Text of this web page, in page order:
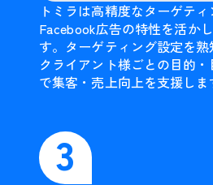
トミラは高精度なターゲテ
Facebook広告の特性を活か
す。ターゲティング設定を熟
クライアント様ごとの目的
で集客・売上向上を支援しま
3